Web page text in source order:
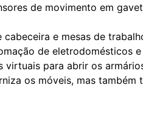
de movimento em
e mesas de
de eletrodomésticos
para abrir os
os móveis, mas